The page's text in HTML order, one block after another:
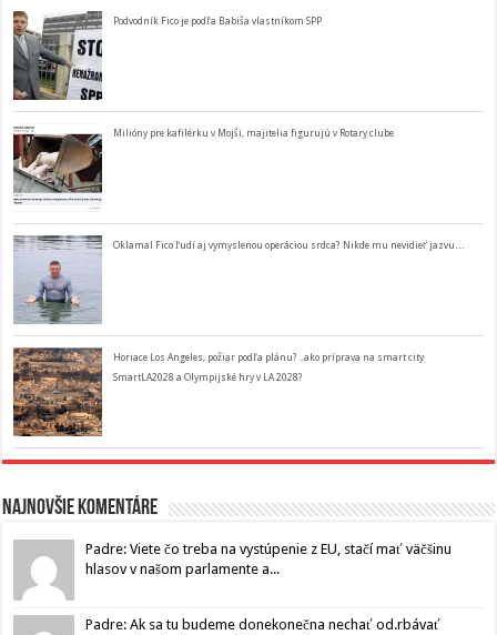
Podvodník Fico je podľa Babiša vlastníkom SPP
Milióny pre kafilérku v Mojši, majitelia figurujú v Rotary clube
Oklamal Fico ľudí aj vymyslenou operáciou srdca? Nikde mu nevidieť jazvu…
Horiace Los Angeles, požiar podľa plánu? ..ako príprava na smart city
SmartLA2028 a Olympijské hry v LA 2028?
Najnovšie komentáre
Padre: Viete čo treba na vystúpenie z EU, stačí mať väčšinu
hlasov v našom parlamente a...
Padre: Ak sa tu budeme donekonečna nechať od.rbávať